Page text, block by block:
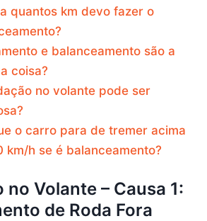
quantos km devo fazer o
e balanceamento são a
coisa?
no volante pode ser
o carro para de tremer acima
km/h se é balanceamento?
no Volante – Causa 1:
de Roda Fora